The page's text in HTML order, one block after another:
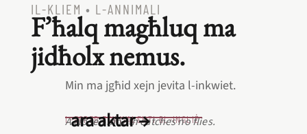
IL‑KLIEM • L‑ANNIMALI
F’ħalq magħluq ma
jidħolx nemus.
Min ma jgħid xejn jevita l‑inkwiet.
L‑EQREB EKWIVALENTI BL‑INGLIŻ
A closed mouth catches no flies.
ara aktar →